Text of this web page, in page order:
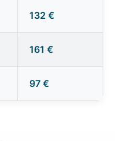
132 €
161 €
97 €